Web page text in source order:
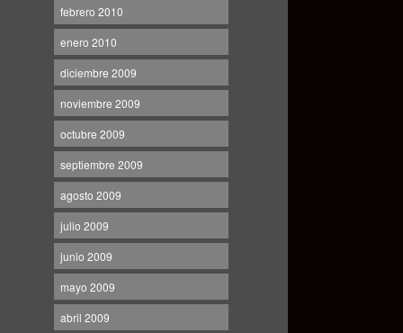
febrero 2010
enero 2010
diciembre 2009
noviembre 2009
octubre 2009
septiembre 2009
agosto 2009
julio 2009
junio 2009
mayo 2009
abril 2009